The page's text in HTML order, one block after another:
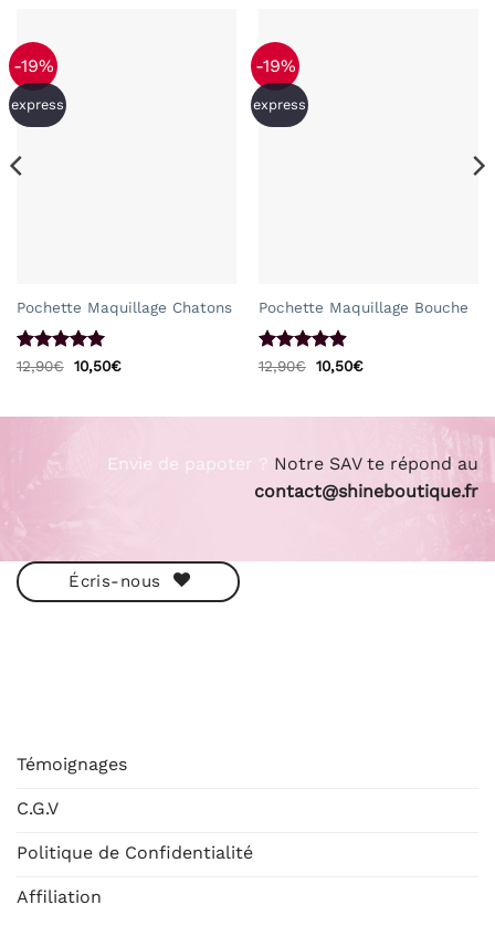
-19%
express
Pochette Maquillage Chatons
Note5 sur
12,90€ Le
prix
12,90€.
10,50€Le
10,50€.
-19%
express
Pochette Maquillage Bouche
Note4.89
12,90€ Le
prix
12,90€.
10,50€Le
10,50€.
Envie de papoter ? Notre SAV te répond au
contact@shineboutique.fr
Écris-nous
Témoignages
C.G.V
Politique de Confidentialité
Affiliation